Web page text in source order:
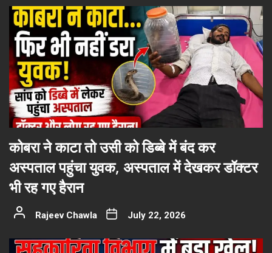
कोबरा ने काटा तो उसी को डिब्बे में बंद कर
अस्पताल पहुंचा युवक, अस्पताल में देखकर डॉक्टर
भी रह गए हैरान
Rajeev Chawla July 22, 2026